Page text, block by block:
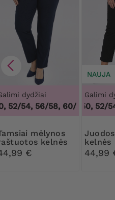
dydžiai
52/54, 56/58, 60/62 ,48/
kelnės
€
NAUJA
Galimi
48/50, 52/
Juodos raštuotos
kelnės
44,99